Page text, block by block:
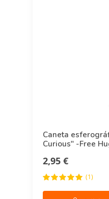
Caneta
Curious" -Free
2,95 €
(1)